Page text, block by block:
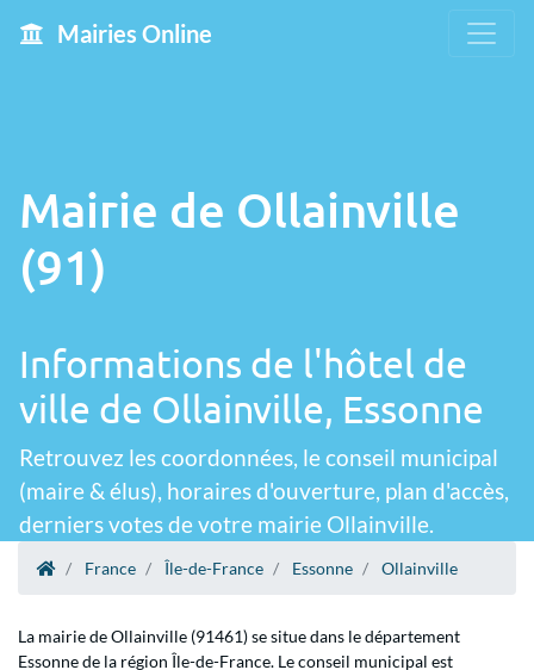
Mairies Online
Mairie de Ollainville
(91)
Informations de l'hôtel de
ville de Ollainville, Essonne
Retrouvez les coordonnées, le conseil municipal
(maire & élus), horaires d'ouverture, plan d'accès,
derniers votes de votre mairie Ollainville.
France Île-de-France Essonne Ollainville
La mairie de Ollainville (91461) se situe dans le département
Essonne de la région Île-de-France. Le conseil municipal est